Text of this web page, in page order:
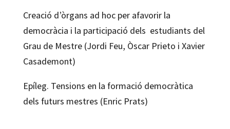
Creació d’òrgans ad hoc per afavorir la
democràcia i la participació dels estudiants del
Grau de Mestre (Jordi Feu, Òscar Prieto i Xavier
Casademont)
Epíleg. Tensions en la formació democràtica
dels futurs mestres (Enric Prats)